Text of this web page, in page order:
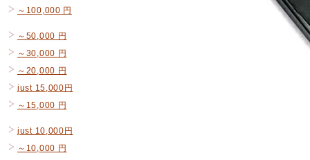
～100,000 円
～50,000 円
～30,000 円
～20,000 円
just 15,000円
～15,000 円
just 10,000円
～10,000 円